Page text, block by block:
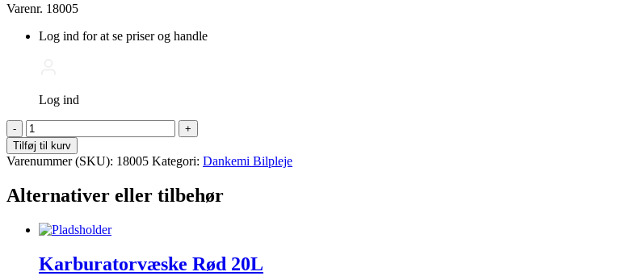
Varenr. 18005
Log ind for at se priser og handle
Log ind
-
Danclean
1,
5,0L
antal
+
Tilføj til kurv
Varenummer (SKU): 18005 Kategori: Dankemi Bilpleje
Alternativer eller tilbehør
Karburatorvæske Rød 20L